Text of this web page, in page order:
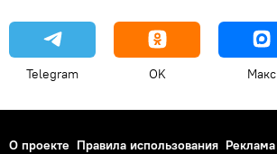
Telegram OK Макс
О проекте Правила использования Реклама